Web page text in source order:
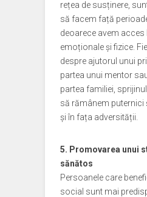
rețea de susținere,
să facem față
deoarece avem acces
emoționale și fizice.
despre ajutorul unui
partea unui mentor
partea familiei,
să rămânem puternici
și în fața adversității.
5. Promovarea unui
sănătos
Persoanele care
social sunt mai